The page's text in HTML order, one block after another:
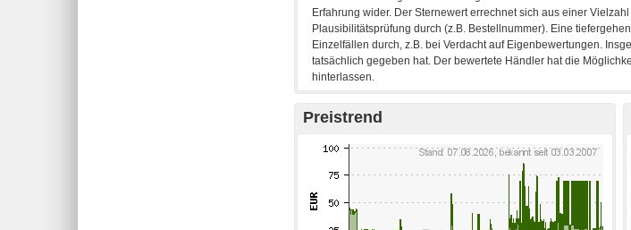
Preistrend